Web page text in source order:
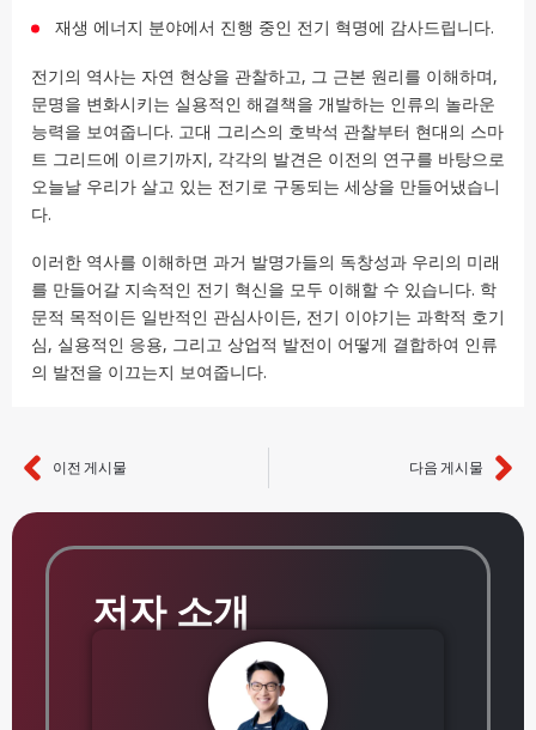
재생 에너지 분야에서 진행 중인 전기 혁명에 감사드립니다.
전기의 역사는 자연 현상을 관찰하고, 그 근본 원리를 이해하며,
문명을 변화시키는 실용적인 해결책을 개발하는 인류의 놀라운
능력을 보여줍니다. 고대 그리스의 호박석 관찰부터 현대의 스마
트 그리드에 이르기까지, 각각의 발견은 이전의 연구를 바탕으로
오늘날 우리가 살고 있는 전기로 구동되는 세상을 만들어냈습니
다.
이러한 역사를 이해하면 과거 발명가들의 독창성과 우리의 미래
를 만들어갈 지속적인 전기 혁신을 모두 이해할 수 있습니다. 학
문적 목적이든 일반적인 관심사이든, 전기 이야기는 과학적 호기
심, 실용적인 응용, 그리고 상업적 발전이 어떻게 결합하여 인류
의 발전을 이끄는지 보여줍니다.
이전
이전 게시물 다음 게시물
저자 소개